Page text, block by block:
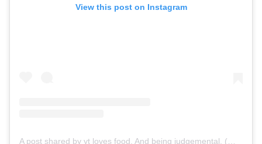
View this post on Instagram